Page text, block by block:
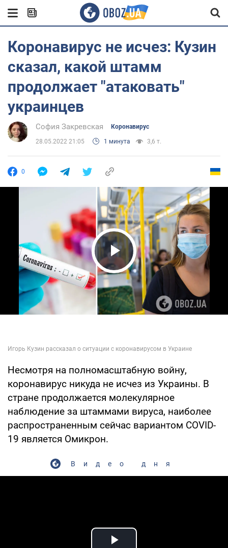
Коронавирус не исчез: Кузин
сказал, какой штамм
продолжает "атаковать"
украинцев
София Закревская Коронавирус
28.05.2022 21:05 1 минута 3,6 т.
0
Play Video
Несмотря на полномасштабную войну,
коронавирус никуда не исчез из Украины. В
стране продолжается молекулярное
наблюдение за штаммами вируса, наиболее
распространенным сейчас вариантом COVID-
19 является Омикрон.
Видео дня